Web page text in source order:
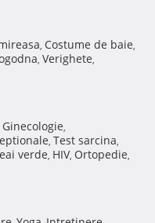
, Costume de baie,
, Verighete,
Ginecologie,
, Test sarcina,
verde, HIV, Ortopedie,